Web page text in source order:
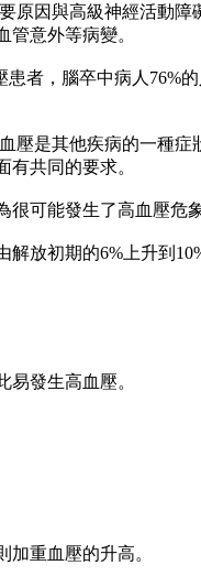
因與高級神經活動障
意外等病變。
，腦卒中病人76%
其他疾病的一種症
共同的要求。
可能發生了高血壓危象
初期的6%上升到
發生高血壓。
重血壓的升高。